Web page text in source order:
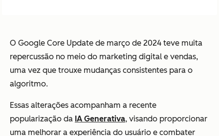
O Google Core Update de março de 2024 teve muita
repercussão no meio do marketing digital e vendas,
uma vez que trouxe mudanças consistentes para o
algoritmo.
Essas alterações acompanham a recente
popularização da IA Generativa, visando proporcionar
uma melhorar a experiência do usuário e combater